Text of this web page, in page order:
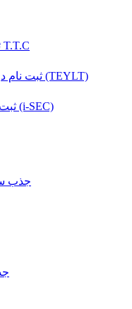
ثبت نام دوره تربیت مدرس T.T.C
ثبت نام دوره تیسول کودک و نوجوان (TEYLT)
ثبت نام دوره تربیت سوپروایزر (i-SEC)
جذب